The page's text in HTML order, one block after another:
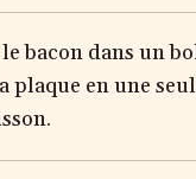
bacon dans un
plaque en une